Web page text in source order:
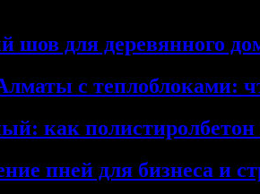
для деревянного
с теплоблоками:
как полистиролбетон
пней для бизнеса и